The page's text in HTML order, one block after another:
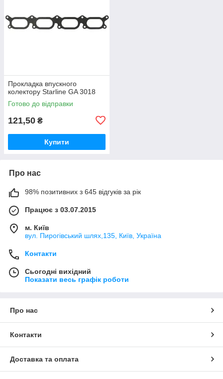
Прокладка впускного
колектору Starline GA 3018
Готово до відправки
121,50 ₴
Купити
Про нас
98% позитивних з 645 відгуків за рік
Працює з 03.07.2015
м. Київ
вул. Пирогівський шлях,135, Київ, Україна
Контакти
Сьогодні вихідний
Показати весь графік роботи
Про нас
Контакти
Доставка та оплата